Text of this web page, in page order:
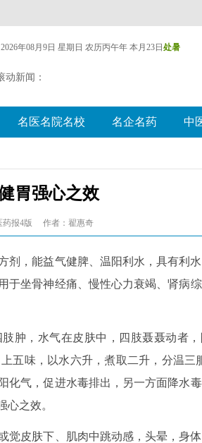
2026年08月9日 星期日 农历丙午年 本月23日 处暑
动新闻：
名医名院名校 名企名药 中
胃强心之效
药报4版 作者：翟惠奇
剂，能益气健脾、温阳利水，具有利
于坐骨神经痛、慢性心力衰竭、肾病
肿，水气在皮肤中，四肢聂聂动者
五味，以水六升，煮取二升，分温三
化气，促进水毒排出，另一方面降水
之效。
皮肤下、肌肉中跳动感，头晕，身体